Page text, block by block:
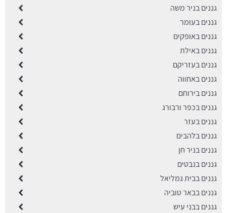
גננים בניר משה
גננים בעומר
גננים באופקים
גננים באילת
גננים בעזריקם
גננים באחווה
גננים בירוחם
גננים בכפר ורבורג
גננים בעזר
גננים בלהבים
גננים בניר חן
גננים בנבטים
גננים בבית גמליאל
גננים בבאר טוביה
גננים בבני עיש